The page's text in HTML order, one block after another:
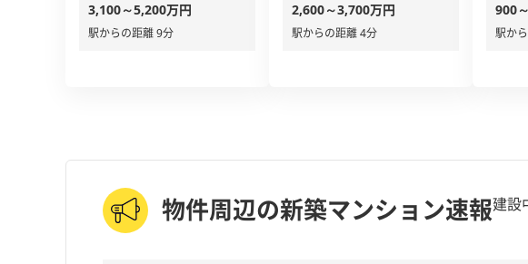
3,100～5,200万円
駅からの距離 9分
2,600～3,700万円
駅からの距離 4分
900
駅か
物件周辺の新築マンション速報建設